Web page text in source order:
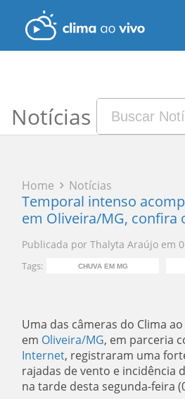
Notícias
Home Notícias
Temporal intenso
em Oliveira/MG, confira
Publicada por Thalyta Araújo em
Tags: CHUVA EM MG
Uma das câmeras do Clima ao
em Oliveira/MG, em parceria
Internet, registraram uma
rajadas de vento e incidência
na tarde desta segunda-feira